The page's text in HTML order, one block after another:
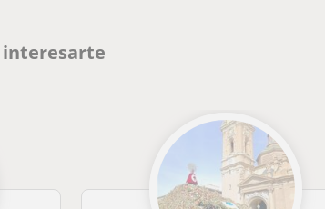
interesarte